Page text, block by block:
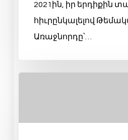
2021ին, իր երդիքին
հիւրընկալելով
Առաջնորդը՝…